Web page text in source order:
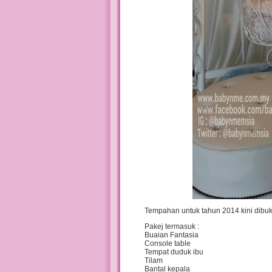
Tempahan untuk tahun 2014 kini
Pakej termasuk :
Buaian Fantasia
Console table
Tempat duduk ibu
Tilam
Bantal kepala